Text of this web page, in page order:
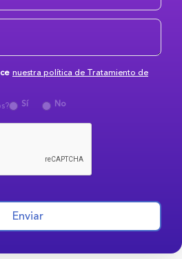
nuestra política de Tratamiento de
Sí No
Enviar